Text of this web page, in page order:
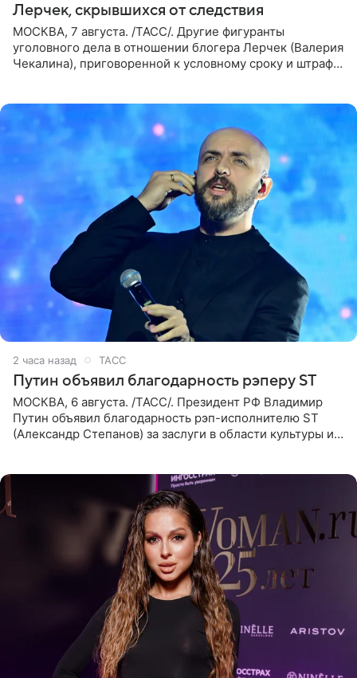
Лерчек, скрывшихся от следствия
МОСКВА, 7 августа. /ТАСС/. Другие фигуранты
уголовного дела в отношении блогера Лерчек (Валерия
Чекалина), приговоренной к условному сроку и штрафу,
2 часа назад ТАСС
Путин объявил благодарность рэперу ST
МОСКВА, 6 августа. /ТАСС/. Президент РФ Владимир
Путин объявил благодарность рэп-исполнителю ST
(Александр Степанов) за заслуги в области культуры и